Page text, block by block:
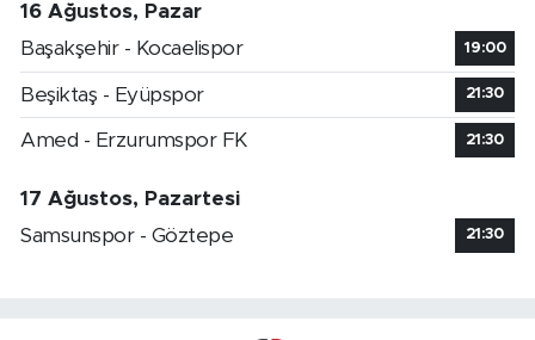
16 Ağustos, Pazar
Başakşehir - Kocaelispor
19:00
Beşiktaş - Eyüpspor 21:30
Amed - Erzurumspor FK 21:30
17 Ağustos, Pazartesi
Samsunspor - Göztepe
21:30